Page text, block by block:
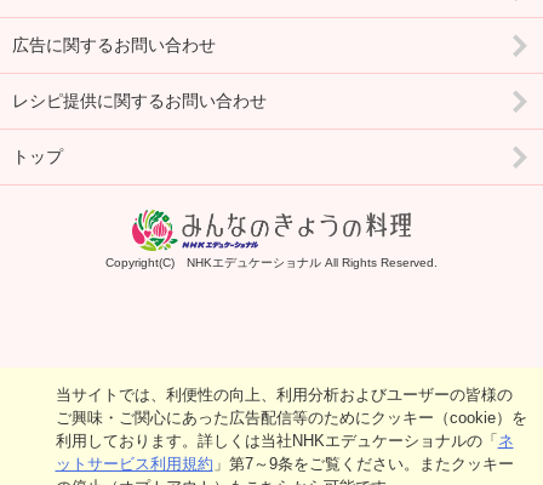
広告に関するお問い合わせ
レシピ提供に関するお問い合わせ
トップ
Copyright(C) NHKエデュケーショナル All Rights Reserved.
当サイトでは、利便性の向上、利用分析およびユーザーの皆様の
ご興味・ご関心にあった広告配信等のためにクッキー（cookie）を
利用しております。詳しくは当社NHKエデュケーショナルの「ネ
ットサービス利用規約 」第7～9条をご覧ください。またクッキー